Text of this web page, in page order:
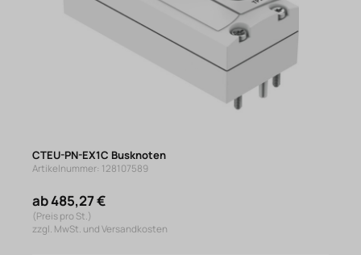
CTEU-PN-EX1C Busknoten
Artikelnummer: 128107589
ab 485,27 €
(Preis pro St.)
zzgl. MwSt. und Versandkosten